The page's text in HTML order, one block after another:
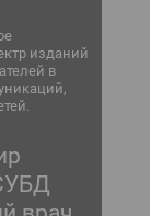
изданий
в